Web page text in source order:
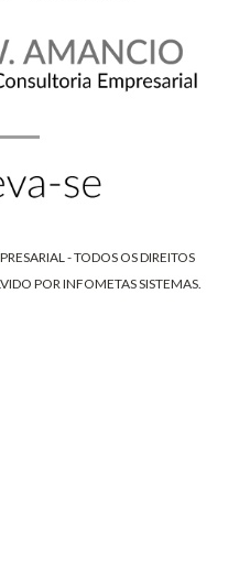
- TODOS OS DIREITOS
PORINFOMETAS SISTEMAS.